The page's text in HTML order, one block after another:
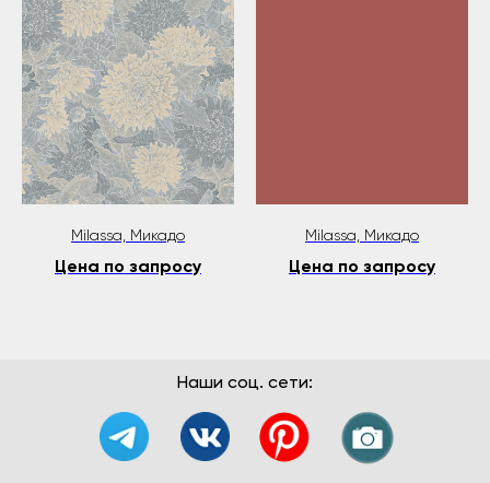
Milassa, Микадо
Цена по запросу
Milassa, Микадо
Цена по запросу
Наши соц. сети: